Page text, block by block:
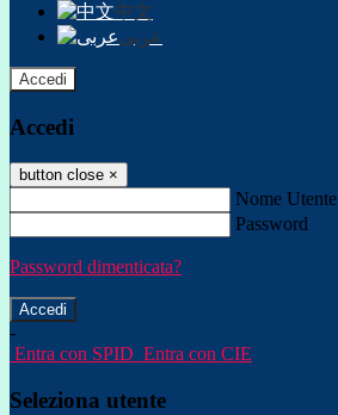
中文
عربى
Accedi
Accedi
button close ×
Nome Utente
Password
Password dimenticata?
-
Entra con SPID Entra con CIE
Seleziona utente